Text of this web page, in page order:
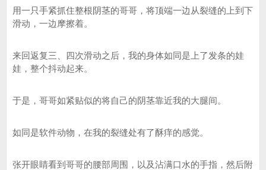
用一只手紧抓住整根阴茎的哥哥，将顶端一边从裂缝的上到下
滑动，一边摩擦着。
来回返复三、四次滑动之后，我的身体如同是上了发条的娃
娃，整个抖动起来。
于是，哥哥如紧贴似的将自己的阴茎靠近我的大腿间。
如同是软件动物，在我的裂缝处有了酥痒的感觉。
张开眼睛看到哥哥的腰部周围，以及沾满口水的手指，然后附